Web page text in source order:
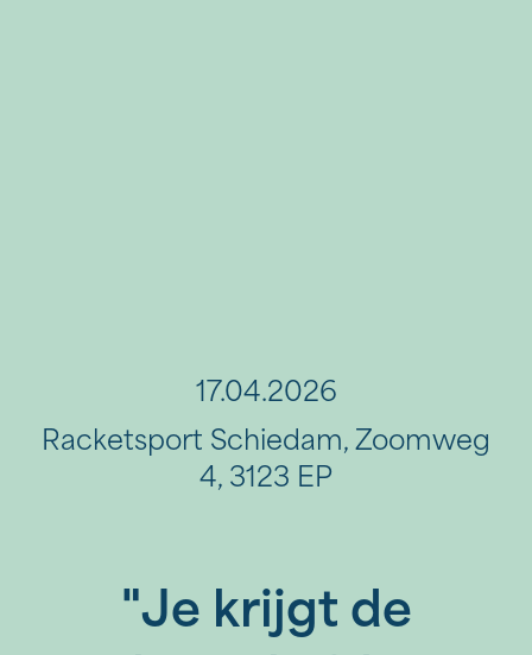
17.04.2026
Racketsport Schiedam, Zoomweg
4, 3123 EP
"Je krijgt de